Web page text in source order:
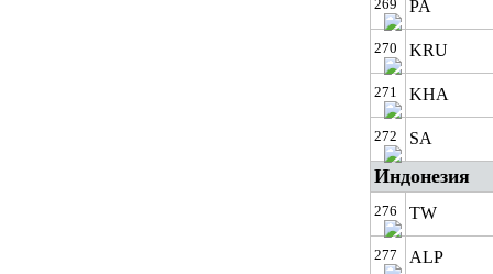
269 PA
270 KRU
271 KHA
272 SA
Индонезия
276 TW
277 ALP